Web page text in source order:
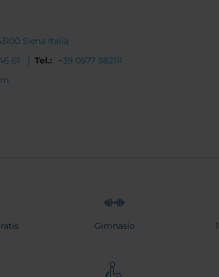
Siena Italia
61 Tel.:
+39 0577 382111
Gimnasio